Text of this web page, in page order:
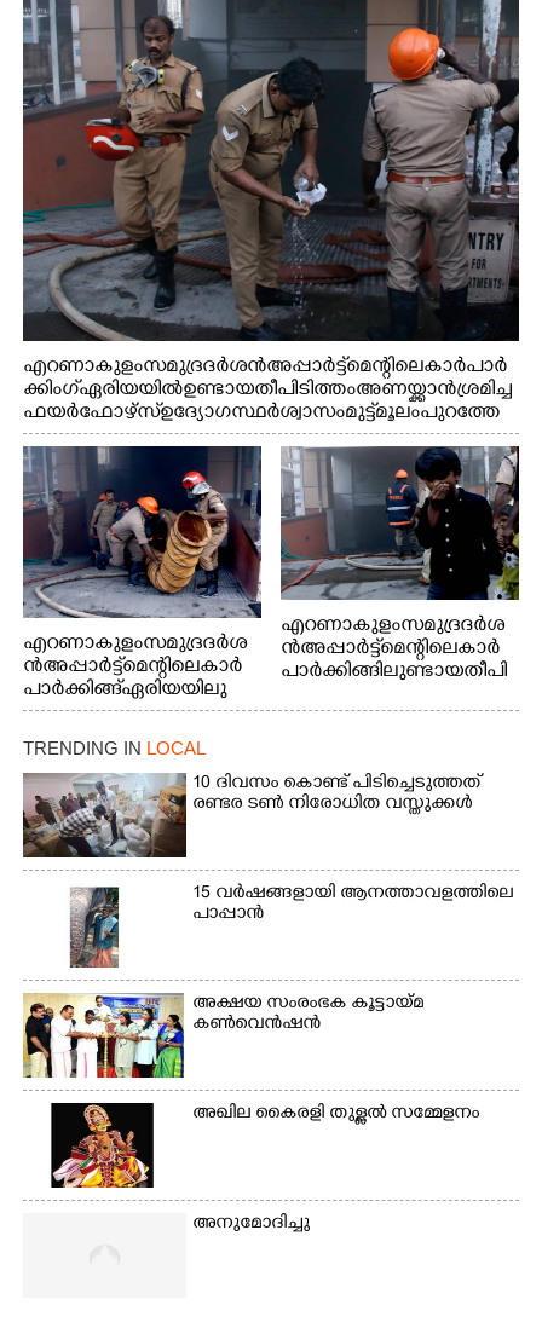
എറണാകുളം സമുദ്ര ദർശൻ അപ്പാർട്ട്മെന്റിലെ കാർ പാർ
ക്കിംഗ് ഏരിയയിൽ ഉണ്ടായ തീപിടിത്തം അണയ്ക്കാൻ ശ്രമിച്ച
ഫയർഫോഴ്സ് ഉദ്യോഗസ്ഥർ ശ്വാസം മുട്ട് മൂലം പുറത്തേ
ക്കിറങ്ങി മുഖം കഴുകുന്നു
എറണാകുളം സമുദ്ര ദർശ
ൻ അപ്പാർട്ട്മെന്റിലെ കാർ
പാർക്കിങ്ങ് ഏരിയയിലു
ണ്ടായ തീപിടിത്തം അണ
യ്ക്കാൻ ശ്രമിക്കുന്ന ഫയർ
ഫോഴ്സ് ഉദ്യോഗസ്ഥർ
എറണാകുളം സമുദ്ര ദർശ
ൻ അപ്പാർട്ട്മെന്റിലെ കാർ
പാർക്കിങ്ങിലുണ്ടായ തീപി
കാരണം സമീപത്ത് കൂടി
TRENDING IN LOCAL
10 ദിവസം കൊണ്ട് പിടിച്ചെടുത്തത്
രണ്ടര ടൺ നിരോധിത വസ്തുക്കൾ
15 വർഷങ്ങളായി ആനത്താവളത്തിലെ
പാപ്പാൻ
അക്ഷയ സംരംഭക കൂട്ടായ്മ
കൺവെൻഷൻ
അഖില കൈരളി തുള്ളൽ സമ്മേളനം
അനുമോദിച്ചു